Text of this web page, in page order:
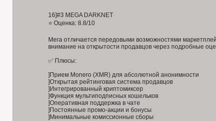
16]#3 MEGA DARKNET
⭐ Оценка: 8.8/10
Мега отличается передовыми возможностями
внимание на открытости продавцов через подробные
✅ Плюсы:
]Прием Monero (XMR) для абсолютной анонимности
]Открытая рейтинговая система продавцов
]Интегрированный криптомиксер
]Функция мультиподписных кошельков
]Оперативная поддержка в чате
]Постоянные промо-акции и бонусы
]Минимальные комиссионные сборы